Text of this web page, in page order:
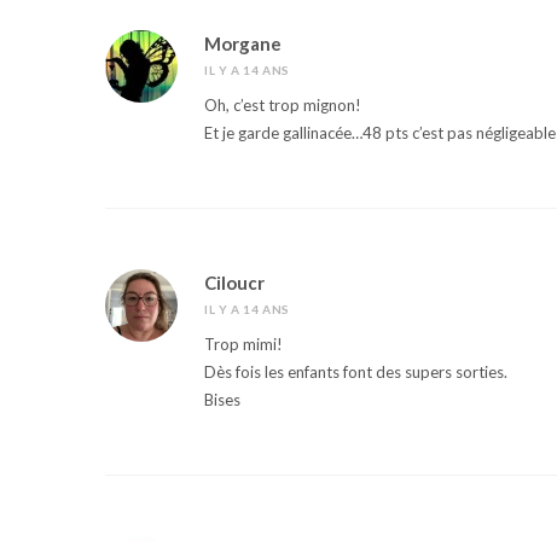
Morgane
IL Y A 14 ANS
Oh, c’est trop mignon!
Et je garde gallinacée…48 pts c’est pas négligeable
Ciloucr
IL Y A 14 ANS
Trop mimi!
Dès fois les enfants font des supers sorties.
Bises